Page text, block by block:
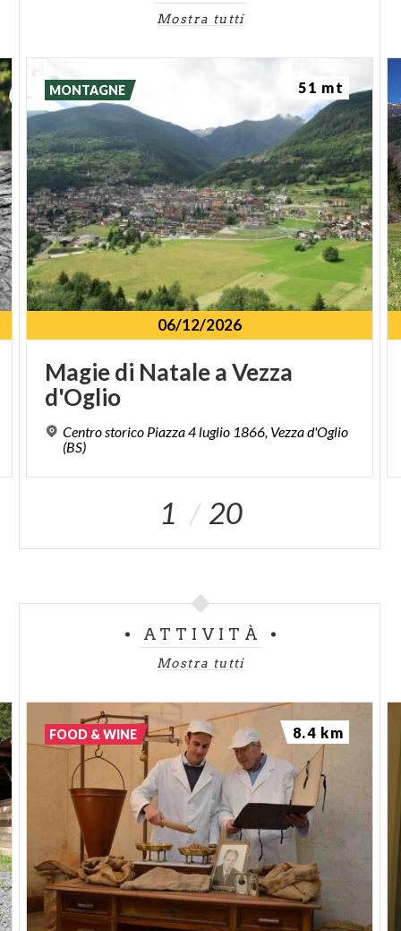
Mostra tutti
06/12/2026
Magiedi NataleaVezza
d'Oglio
Centro storico Piazza 4 luglio 1866, Vezza d'Oglio
(BS)
MONTAGNE 51 mt
1 20
ATTIVITÀ
Mostra tutti
FOOD & WINE 8.4 km